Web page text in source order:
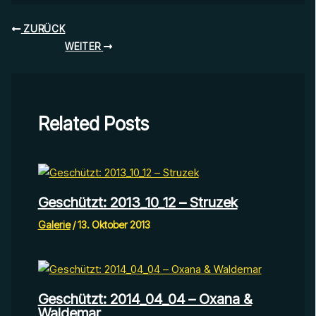
ZURÜCK
WEITER
Related Posts
Geschützt: 2013_10_12 – Struzek
Galerie/13. Oktober 2013
Geschützt: 2014_04_04 – Oxana &